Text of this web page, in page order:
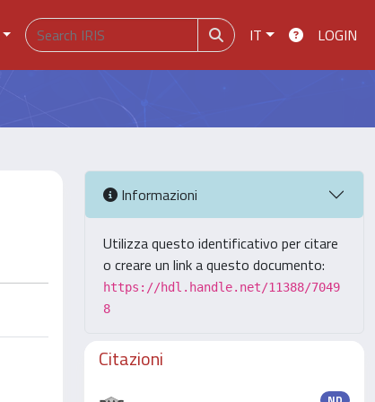
IT LOGIN
Informazioni
Utilizza questo identificativo per citare
o creare un link a questo documento:
https://hdl.handle.net/11388/7049
8
Citazioni